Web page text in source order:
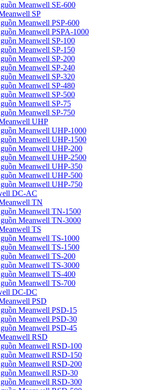
Meanwell SE-600
SP
Meanwell PSP-600
Meanwell PSPA-1000
Meanwell SP-100
Meanwell SP-150
Meanwell SP-200
Meanwell SP-240
Meanwell SP-320
Meanwell SP-480
Meanwell SP-500
Meanwell SP-75
Meanwell SP-750
UHP
Meanwell UHP-1000
Meanwell UHP-1500
Meanwell UHP-200
Meanwell UHP-2500
Meanwell UHP-350
Meanwell UHP-500
Meanwell UHP-750
DC-AC
TN
Meanwell TN-1500
Meanwell TN-3000
TS
Meanwell TS-1000
Meanwell TS-1500
Meanwell TS-200
Meanwell TS-3000
Meanwell TS-400
Meanwell TS-700
DC-DC
PSD
Meanwell PSD-15
Meanwell PSD-30
Meanwell PSD-45
RSD
Meanwell RSD-100
Meanwell RSD-150
Meanwell RSD-200
Meanwell RSD-30
Meanwell RSD-300